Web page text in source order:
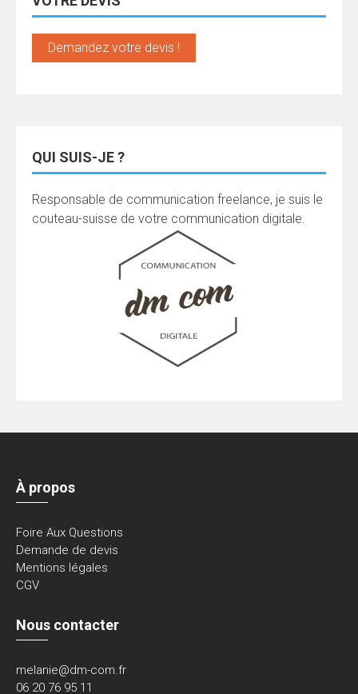
Demandez votre devis !
QUI SUIS-JE ?
Responsable de communication freelance, je suis le
couteau-suisse de votre communication digitale.
À propos
Foire Aux Questions
Demande de devis
Mentions légales
CGV
Nous contacter
melanie@dm-com.fr
06 20 76 95 11